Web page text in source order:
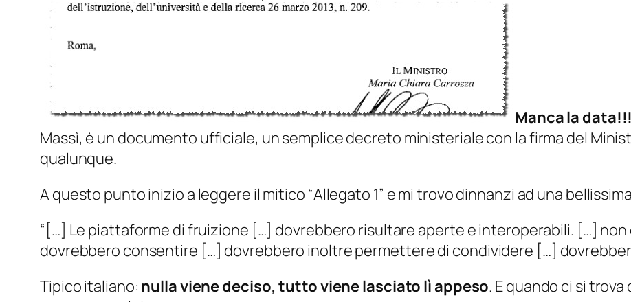
Manca la data!!!
Massì, è un documento ufficiale, un semplice decreto ministeriale con la firma del
qualunque.
A questo punto inizio a leggere il mitico “Allegato 1” e mi trovo dinnanzi ad una
“[…] Le piattaforme di fruizione […] dovrebbero risultare aperte e interoperabili. […]
dovrebbero consentire […] dovrebbero inoltre permettere di condividere […]
Tipico italiano: nulla viene deciso, tutto viene lasciato lì appeso. E quando ci si